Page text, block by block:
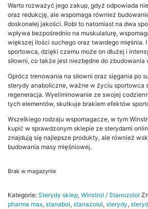
Warto rozważyć jego zakup, gdyż odpowiada
oraz redukcję, ale wspomaga również
doskonałej jakości. Robi to natomiast na dwa
wpływa bezpośrednio na muskulaturę,
większej ilości suchego oraz twardego mięśnia.
sportowca, dzięki czemu może on dłużej i
siłowni, co także jest niezbędne do
Oprócz trenowania na siłowni oraz sięgania po
sterydy anaboliczne, ważne w życiu sportowca
regeneracja. Wyeliminowanie ze swojej
tych elementów, skutkuje brakiem efektów
Wszelkiego rodzaju wspomagacze, w tym
kupić w sprawdzonym sklepie ze sterydami
znajdują się najlepsze produkty, ale również
budowania masy mięśniowej.
Brak w magazynie
Kategorie: Sterydy sklep, Winstrol / Stanozolol
pharma max, stanabol, stanazolol, sterydy,